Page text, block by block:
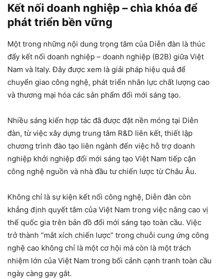
Kết nối doanh nghiệp – chìa khóa để
phát triển bền vững
Một trong những nội dung trọng tâm của Diễn đàn là thúc
đẩy kết nối doanh nghiệp – doanh nghiệp (B2B) giữa Việt
Nam và Italy. Đây được xem là giải pháp hiệu quả để
chuyển giao công nghệ, phát triển nhân lực chất lượng cao
và thương mại hóa các sản phẩm đổi mới sáng tạo.
Nhiều sáng kiến hợp tác đã được đặt nền móng tại Diễn
đàn, từ việc xây dựng trung tâm R&D liên kết, thiết lập
chương trình đào tạo liên ngành đến việc hỗ trợ doanh
nghiệp khởi nghiệp đổi mới sáng tạo Việt Nam tiếp cận
công nghệ nguồn và nhà đầu tư chiến lược từ Châu Âu.
Không chỉ là sự kiện kết nối công nghệ, Diễn đàn còn
khẳng định quyết tâm của Việt Nam trong việc nâng cao vị
thế quốc gia trên bản đồ đổi mới sáng tạo toàn cầu. Việc
trở thành “mắt xích chiến lược” trong chuỗi cung ứng công
nghệ cao không chỉ là một cơ hội mà còn là một trách
nhiệm lớn của Việt Nam trong bối cảnh cạnh tranh toàn cầu
ngày càng gay gắt.